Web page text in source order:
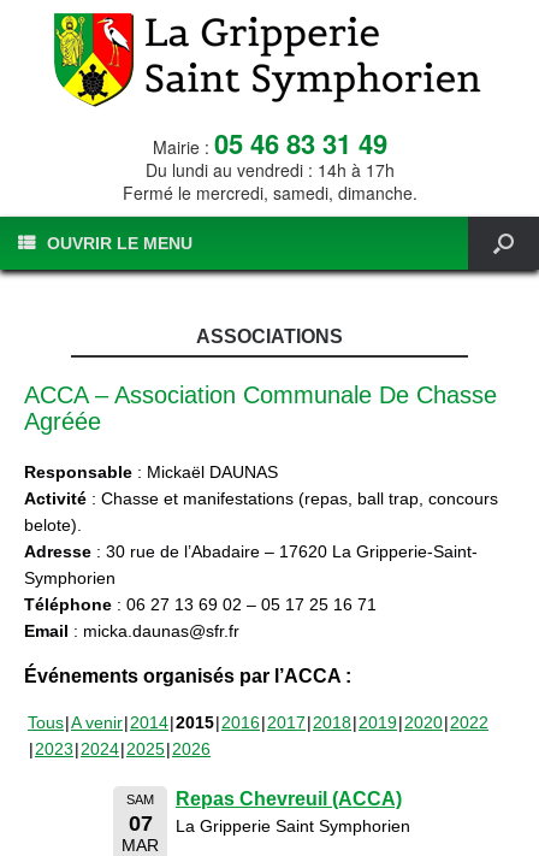
Mairie : 05 46 83 31 49
Du lundi au vendredi : 14h à 17h
Fermé le mercredi, samedi, dimanche.
OUVRIR LE MENU
ASSOCIATIONS
ACCA – Association Communale De Chasse
Agréée
Responsable : Mickaël DAUNAS
Activité : Chasse et manifestations (repas, ball trap, concours
belote).
Adresse : 30 rue de l’Abadaire – 17620 La Gripperie-Saint-
Symphorien
Téléphone : 06 27 13 69 02 – 05 17 25 16 71
Email : micka.daunas@sfr.fr
Événements organisés par l’ACCA :
Tous A venir 2014 2015 2016 2017 2018 2019 2020 2022
2023 2024 2025 2026
SAM
07
MAR
Repas Chevreuil (ACCA)
La Gripperie Saint Symphorien